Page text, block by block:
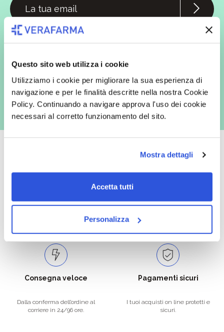
Questo sito web utilizza i cookie
Utilizziamo i cookie per migliorare la sua esperienza di
navigazione e per le finalità descritte nella nostra Cookie
Policy. Continuando a navigare approva l'uso dei cookie
necessari al corretto funzionamento del sito.
Mostra dettagli
Accetta tutti
Personalizza
In qualità di interessato, avendo letto l’informativa
redatta ai sensi del Regolamento EU 2016/679, acconsento
espressamente al trattamento dei miei dati personali per finalità
marketing (con modalità telematiche - quali ad es. newsletter ed e-mail
con inviti e comunicazioni commerciali - e modalità tradizionali, quali ad
es. posta cartacea)
Catalogo prodotti ampio e completo
Con un acquisto minimo di 29.90 €
Spedizioni in tutta Europa a 20€.
Consegna veloce
Dalla conferma dell’ordine al
corriere in 24/96 ore.
Pagamenti sicuri
I tuoi acquisti on line protetti e
sicuri.